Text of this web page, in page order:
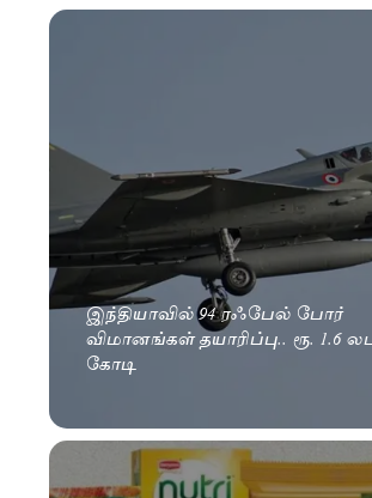
இந்தியாவில் 94 ரஃபேல் போர்
விமானங்கள் தயாரிப்பு.. ரூ. 1.6
கோடி